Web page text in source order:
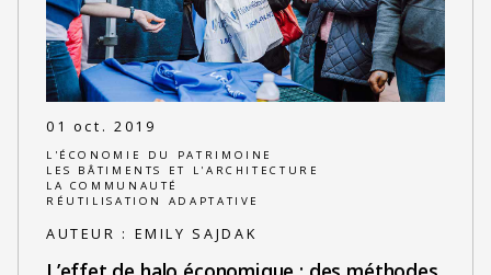
01 oct. 2019
L'ÉCONOMIE DU PATRIMOINE
LES BÂTIMENTS ET L'ARCHITECTURE
LA COMMUNAUTÉ
RÉUTILISATION ADAPTATIVE
AUTEUR : EMILY SAJDAK